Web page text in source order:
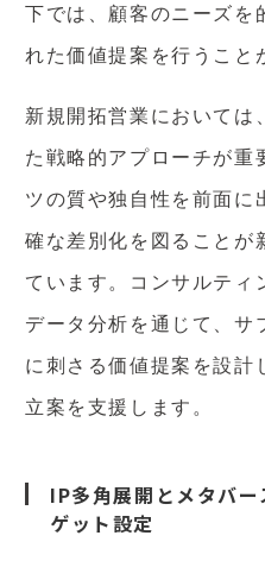
下では、顧客のニーズを
れた価値提案を行うこと
新規開拓営業においては
た戦略的アプローチが重
ツの質や独自性を前面に
確な差別化を図ることが
ています。コンサルティ
データ分析を通じて、サ
に刺さる価値提案を設計
立案を支援します。
IP多角展開とメタバ
ゲット設定